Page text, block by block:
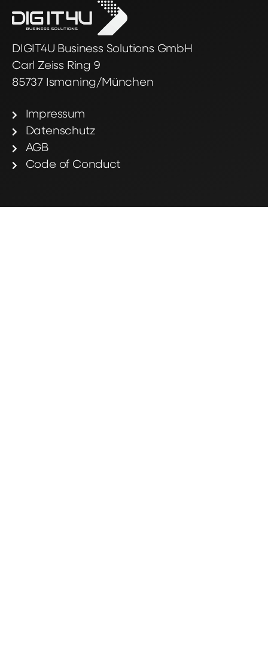
DIGIT4U Business Solutions GmbH
Carl Zeiss Ring 9
85737 Ismaning/München
Impressum
Datenschutz
AGB
Code of Conduct